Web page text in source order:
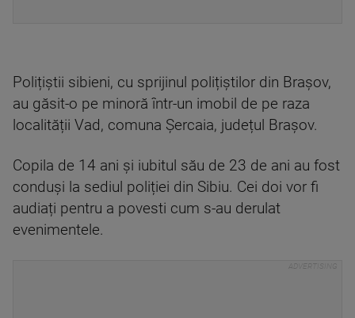
Polițiștii sibieni, cu sprijinul polițiștilor din Brașov,
au găsit-o pe minoră într-un imobil de pe raza
localității Vad, comuna Șercaia, județul Brașov.
Copila de 14 ani și iubitul său de 23 de ani au fost
conduși la sediul poliției din Sibiu. Cei doi vor fi
audiați pentru a povesti cum s-au derulat
evenimentele.